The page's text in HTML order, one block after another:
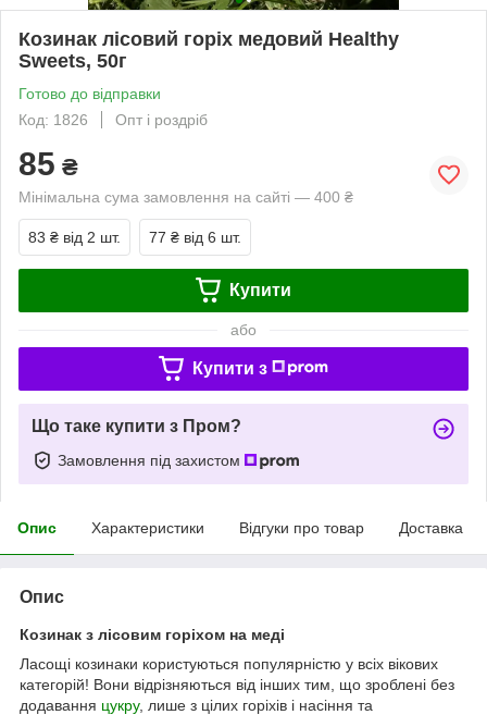
Козинак лісовий горіх медовий Healthy
Sweets, 50г
Готово до відправки
Код: 1826
Опт і роздріб
85 ₴
Мінімальна сума замовлення на сайті — 400 ₴
83 ₴ від 2 шт. 77 ₴ від 6 шт.
Купити
або
Купити з
Що таке купити з Пром?
Замовлення під захистом
Опис Характеристики Відгуки про товар Доставка
Опис
Козинак з лісовим горіхом на меді
Ласощі козинаки користуються популярністю у всіх вікових
категорій! Вони відрізняються від інших тим, що зроблені без
додавання цукру, лише з цілих горіхів і насіння та